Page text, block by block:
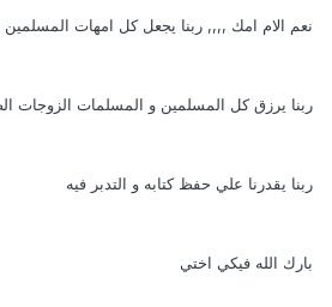
نعم الام امك ,,,, ربنا يجعل كل امهات المسلمين
ربنا يرزق كل المسلمين و المسلمات الزوجات
ربنا يقدرنا علي حفظ كتابه و التدبر فيه
بارك الله فيكي اختي